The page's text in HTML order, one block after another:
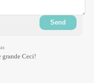
Send
grande Ceci!